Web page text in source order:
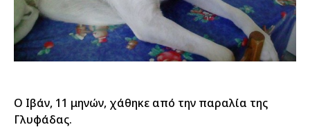
Ο Ιβάν, 11 μηνών, χάθηκε από την παραλία της
Γλυφάδας.